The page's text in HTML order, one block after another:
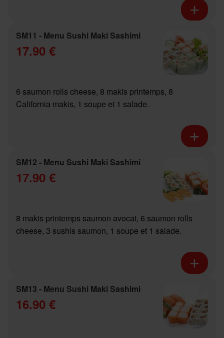
SM11 - Menu Sushi Maki Sashimi
17.90 €
6 saumon rolls cheese, 8 makis printemps, 8
California makis, 1 soupe et 1 salade.
SM12 - Menu Sushi Maki Sashimi
17.90 €
8 makis printemps saumon avocat, 6 saumon rolls
cheese, 3 sushis saumon, 1 soupe et 1 salade.
SM13 - Menu Sushi Maki Sashimi
16.90 €